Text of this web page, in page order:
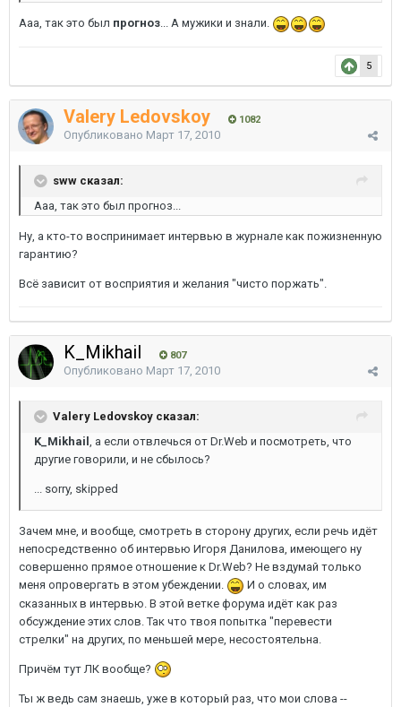
Ааа, так это был прогноз... А мужики и знали.
5
Valery Ledovskoy 1082
Опубликовано Март 17, 2010
sww сказал:
Ааа, так это был прогноз...
Ну, а кто-то воспринимает интервью в журнале как пожизненную
гарантию?
Всё зависит от восприятия и желания "чисто поржать".
K_Mikhail 807
Опубликовано Март 17, 2010
Valery Ledovskoy сказал:
K_Mikhail , а если отвлечься от Dr.Web и посмотреть, что
другие говорили, и не сбылось?
... sorry, skipped
Зачем мне, и вообще, смотреть в сторону других, если речь идёт
непосредственно об интервью Игоря Данилова, имеющего ну
совершенно прямое отношение к Dr.Web? Не вздумай только
меня опровергать в этом убеждении.
И о словах, им
сказанных в интервью. В этой ветке форума идёт как раз
обсуждение этих слов. Так что твоя попытка "перевести
стрелки" на других, по меньшей мере, несостоятельна.
Причём тут ЛК вообще?
Ты ж ведь сам знаешь, уже в который раз, что мои слова --